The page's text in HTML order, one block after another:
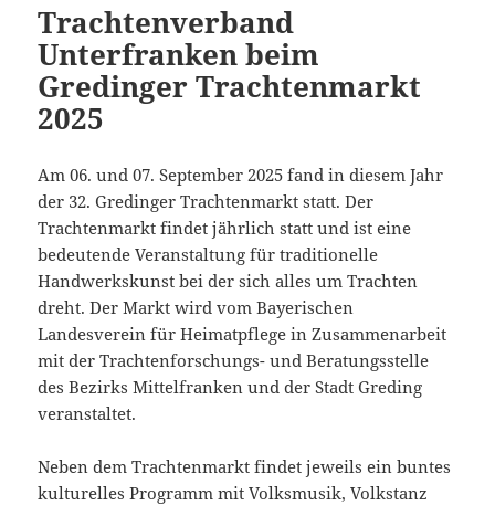
Trachtenverband
Unterfranken beim
Gredinger Trachtenmarkt
2025
Am 06. und 07. September 2025 fand in diesem Jahr
der 32. Gredinger Trachtenmarkt statt. Der
Trachtenmarkt findet jährlich statt und ist eine
bedeutende Veranstaltung für traditionelle
Handwerkskunst bei der sich alles um Trachten
dreht. Der Markt wird vom Bayerischen
Landesverein für Heimatpflege in Zusammenarbeit
mit der Trachtenforschungs- und Beratungsstelle
des Bezirks Mittelfranken und der Stadt Greding
veranstaltet.
Neben dem Trachtenmarkt findet jeweils ein buntes
kulturelles Programm mit Volksmusik, Volkstanz